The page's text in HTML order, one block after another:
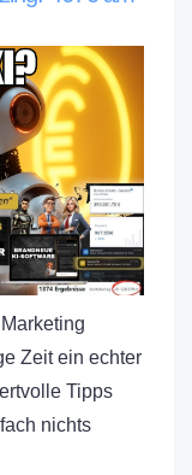
Zeit ein echter
Tipps
nichts